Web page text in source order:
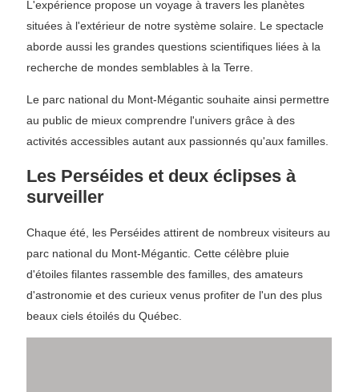
L'expérience propose un voyage à travers les planètes
situées à l'extérieur de notre système solaire. Le spectacle
aborde aussi les grandes questions scientifiques liées à la
recherche de mondes semblables à la Terre.
Le parc national du Mont-Mégantic souhaite ainsi permettre
au public de mieux comprendre l'univers grâce à des
activités accessibles autant aux passionnés qu'aux familles.
Les Perséides et deux éclipses à
surveiller
Chaque été, les Perséides attirent de nombreux visiteurs au
parc national du Mont-Mégantic. Cette célèbre pluie
d'étoiles filantes rassemble des familles, des amateurs
d'astronomie et des curieux venus profiter de l'un des plus
beaux ciels étoilés du Québec.